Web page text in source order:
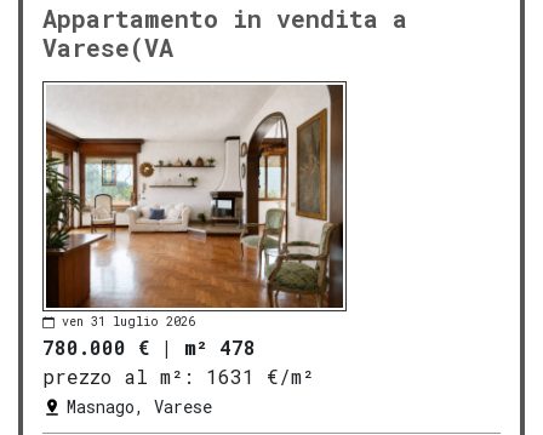
Appartamento in vendita a
Varese(VA
ven 31 luglio 2026
780.000 € | m² 478
prezzo al m²:
1631 €/m²
Masnago, Varese